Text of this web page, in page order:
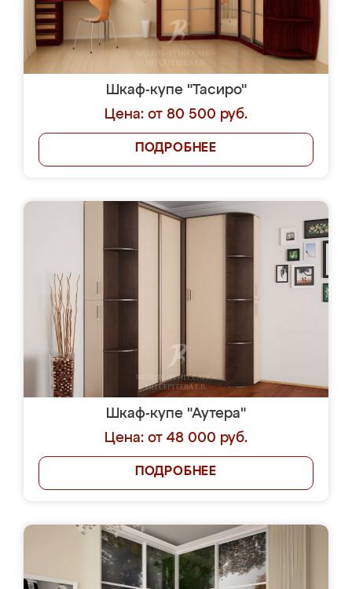
Шкаф-купе "Тасиро"
Цена: от 80 500 руб.
ПОДРОБНЕЕ
Шкаф-купе "Аутера"
Цена: от 48 000 руб.
ПОДРОБНЕЕ